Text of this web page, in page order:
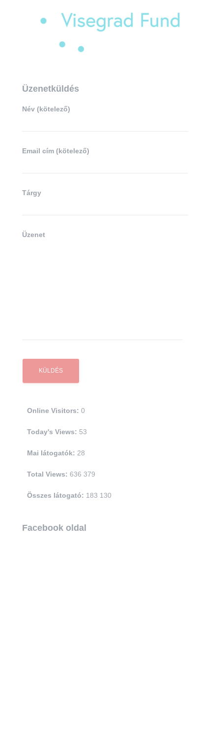
Üzenetküldés
Név (kötelező)
Email cím (kötelező)
Tárgy
Üzenet
Online Visitors: 0
Today's Views: 53
Mai látogatók: 28
Total Views: 636 379
Összes látogató: 183 130
Facebook oldal